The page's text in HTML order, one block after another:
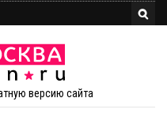
версию сайта